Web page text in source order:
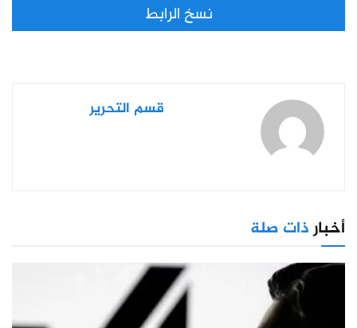
نسخ الرابط
قسم التحرير
أخبارذات صلة